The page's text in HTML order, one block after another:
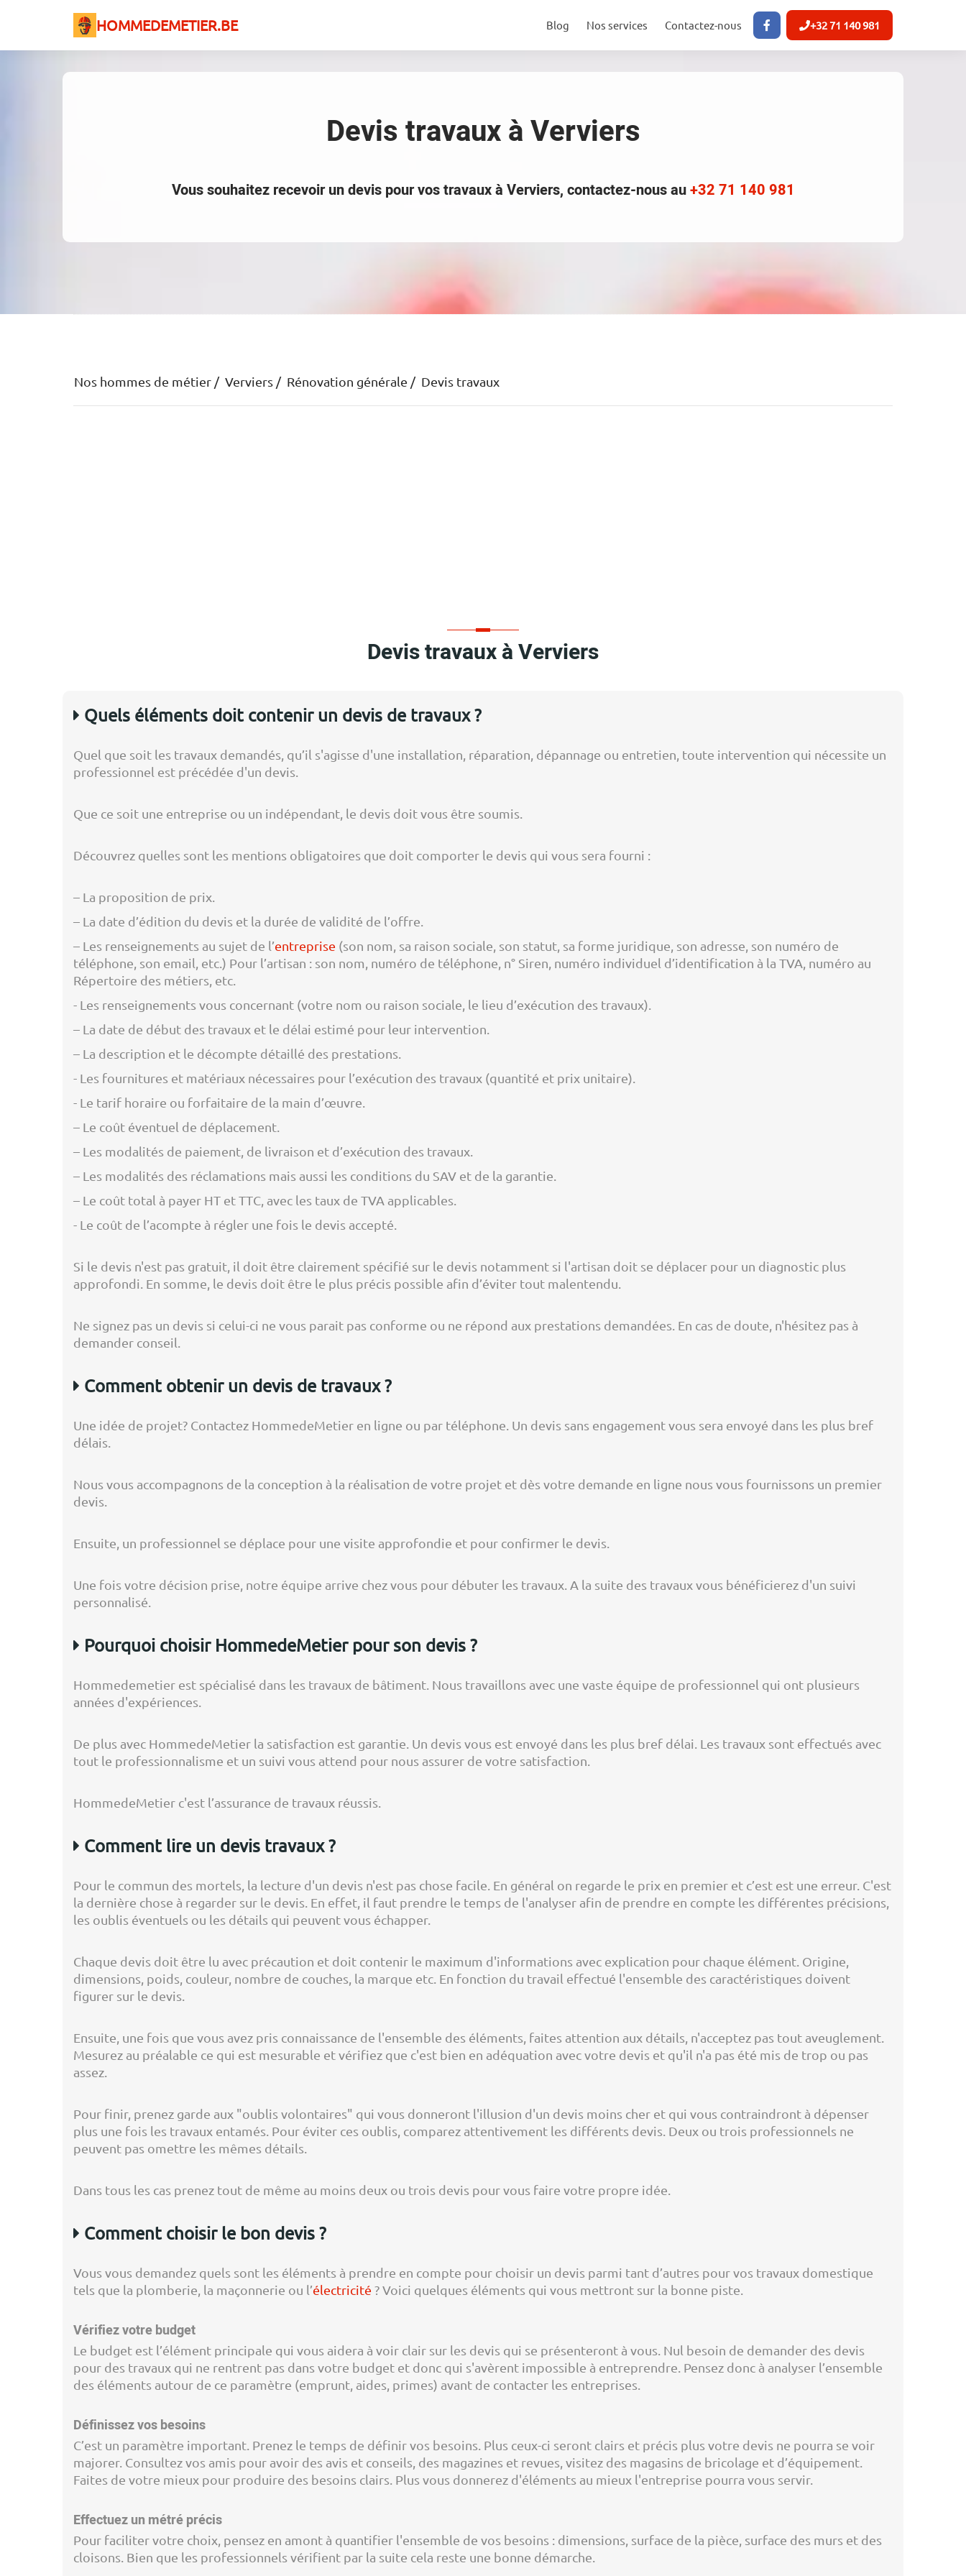
HOMMEDEMETIER.BE Blog Nos services Contactez-nous +32 71 140 981
Devis travaux à Verviers
Vous souhaitez recevoir un devis pour vos travaux à Verviers, contactez-nous au+32 71 140 981
Nos hommes de métier Verviers Rénovation générale Devis travaux
Devis travaux à Verviers
Quels éléments doit contenir un devis de travaux ?
Quel que soit les travaux demandés, qu’il s'agisse d'une installation, réparation, dépannage ou entretien, toute intervention qui nécessite un
professionnel est précédée d'un devis.
Que ce soit une entreprise ou un indépendant, le devis doit vous être soumis.
Découvrez quelles sont les mentions obligatoires que doit comporter le devis qui vous sera fourni :
– La proposition de prix.
– La date d’édition du devis et la durée de validité de l’offre.
– Les renseignements au sujet de l’entreprise (son nom, sa raison sociale, son statut, sa forme juridique, son adresse, son numéro de
téléphone, son email, etc.) Pour l’artisan : son nom, numéro de téléphone, n° Siren, numéro individuel d’identification à la TVA, numéro au
Répertoire des métiers, etc.
- Les renseignements vous concernant (votre nom ou raison sociale, le lieu d’exécution des travaux).
– La date de début des travaux et le délai estimé pour leur intervention.
– La description et le décompte détaillé des prestations.
- Les fournitures et matériaux nécessaires pour l’exécution des travaux (quantité et prix unitaire).
- Le tarif horaire ou forfaitaire de la main d’œuvre.
– Le coût éventuel de déplacement.
– Les modalités de paiement, de livraison et d’exécution des travaux.
– Les modalités des réclamations mais aussi les conditions du SAV et de la garantie.
– Le coût total à payer HT et TTC, avec les taux de TVA applicables.
- Le coût de l’acompte à régler une fois le devis accepté.
Si le devis n'est pas gratuit, il doit être clairement spécifié sur le devis notamment si l'artisan doit se déplacer pour un diagnostic plus
approfondi. En somme, le devis doit être le plus précis possible afin d’éviter tout malentendu.
Ne signez pas un devis si celui-ci ne vous parait pas conforme ou ne répond aux prestations demandées. En cas de doute, n'hésitez pas à
demander conseil.
Comment obtenir un devis de travaux ?
Une idée de projet? Contactez HommedeMetier en ligne ou par téléphone. Un devis sans engagement vous sera envoyé dans les plus bref
délais.
Nous vous accompagnons de la conception à la réalisation de votre projet et dès votre demande en ligne nous vous fournissons un premier
devis.
Ensuite, un professionnel se déplace pour une visite approfondie et pour confirmer le devis.
Une fois votre décision prise, notre équipe arrive chez vous pour débuter les travaux. A la suite des travaux vous bénéficierez d'un suivi
personnalisé.
Pourquoi choisir HommedeMetier pour son devis ?
Hommedemetier est spécialisé dans les travaux de bâtiment. Nous travaillons avec une vaste équipe de professionnel qui ont plusieurs
années d'expériences.
De plus avec HommedeMetier la satisfaction est garantie. Un devis vous est envoyé dans les plus bref délai. Les travaux sont effectués avec
tout le professionnalisme et un suivi vous attend pour nous assurer de votre satisfaction.
HommedeMetier c'est l’assurance de travaux réussis.
Comment lire un devis travaux ?
Pour le commun des mortels, la lecture d'un devis n'est pas chose facile. En général on regarde le prix en premier et c’est est une erreur. C'est
la dernière chose à regarder sur le devis. En effet, il faut prendre le temps de l'analyser afin de prendre en compte les différentes précisions,
les oublis éventuels ou les détails qui peuvent vous échapper.
Chaque devis doit être lu avec précaution et doit contenir le maximum d'informations avec explication pour chaque élément. Origine,
dimensions, poids, couleur, nombre de couches, la marque etc. En fonction du travail effectué l'ensemble des caractéristiques doivent
figurer sur le devis.
Ensuite, une fois que vous avez pris connaissance de l'ensemble des éléments, faites attention aux détails, n'acceptez pas tout aveuglement.
Mesurez au préalable ce qui est mesurable et vérifiez que c'est bien en adéquation avec votre devis et qu'il n'a pas été mis de trop ou pas
assez.
Pour finir, prenez garde aux "oublis volontaires" qui vous donneront l'illusion d'un devis moins cher et qui vous contraindront à dépenser
plus une fois les travaux entamés. Pour éviter ces oublis, comparez attentivement les différents devis. Deux ou trois professionnels ne
peuvent pas omettre les mêmes détails.
Dans tous les cas prenez tout de même au moins deux ou trois devis pour vous faire votre propre idée.
Comment choisir le bon devis ?
Vous vous demandez quels sont les éléments à prendre en compte pour choisir un devis parmi tant d’autres pour vos travaux domestique
tels que la plomberie, la maçonnerie ou l’électricité ? Voici quelques éléments qui vous mettront sur la bonne piste.
Vérifiez votre budget
Le budget est l’élément principale qui vous aidera à voir clair sur les devis qui se présenteront à vous. Nul besoin de demander des devis
pour des travaux qui ne rentrent pas dans votre budget et donc qui s'avèrent impossible à entreprendre. Pensez donc à analyser l’ensemble
des éléments autour de ce paramètre (emprunt, aides, primes) avant de contacter les entreprises.
Définissez vos besoins
C’est un paramètre important. Prenez le temps de définir vos besoins. Plus ceux-ci seront clairs et précis plus votre devis ne pourra se voir
majorer. Consultez vos amis pour avoir des avis et conseils, des magazines et revues, visitez des magasins de bricolage et d’équipement.
Faites de votre mieux pour produire des besoins clairs. Plus vous donnerez d'éléments au mieux l'entreprise pourra vous servir.
Effectuez un métré précis
Pour faciliter votre choix, pensez en amont à quantifier l'ensemble de vos besoins : dimensions, surface de la pièce, surface des murs et des
cloisons. Bien que les professionnels vérifient par la suite cela reste une bonne démarche.